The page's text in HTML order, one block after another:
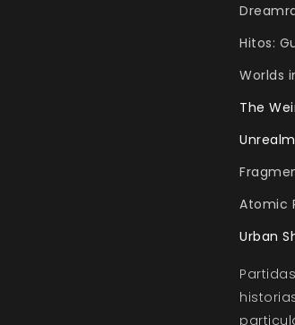
Hitos:
Worlds
The
Atomic
Urban